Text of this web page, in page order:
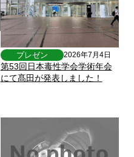
第53回日本毒性学会学術年会
にて髙田が発表しました！
プレゼン 2026年7月4日